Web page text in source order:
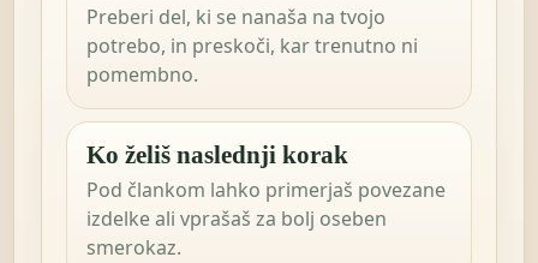
Preberi del, ki se nanaša na tvojo
potrebo, in preskoči, kar trenutno ni
pomembno.
Ko želiš naslednji korak
Pod člankom lahko primerjaš povezane
izdelke ali vprašaš za bolj oseben
smerokaz.